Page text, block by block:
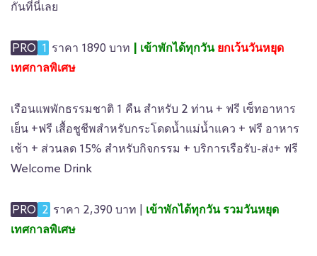
กันที่นี่เลย
PRO 1 ราคา 1890 บาท | เข้าพักได้ทุกวัน ยกเว้นวันหยุด
เทศกาลพิเศษ
เรือนแพพักธรรมชาติ 1 คืน สำหรับ 2 ท่าน + ฟรี เซ็ทอาหาร
เย็น +ฟรี เสื้อชูชีพสำหรับกระโดดน้ำแม่น้ำแคว + ฟรี อาหาร
เช้า + ส่วนลด 15% สำหรับกิจกรรม + บริการเรือรับ-ส่ง+ ฟรี
Welcome Drink
PRO 2 ราคา 2,390 บาท | เข้าพักได้ทุกวัน รวมวันหยุด
เทศกาลพิเศษ